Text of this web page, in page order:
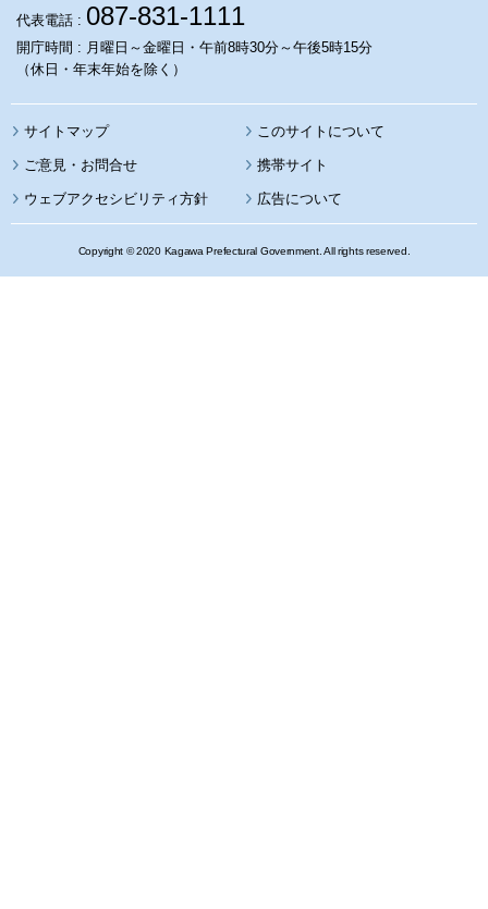
代表電話 : 087-831-1111
開庁時間 : 月曜日～金曜日・午前8時30分～午後5時15分
（休日・年末年始を除く）
サイトマップ このサイトについて
携帯サイト
ウェブアクセシビリティ方針 広告について
Copyright © 2020 Kagawa Prefectural Government. All rights reserved.